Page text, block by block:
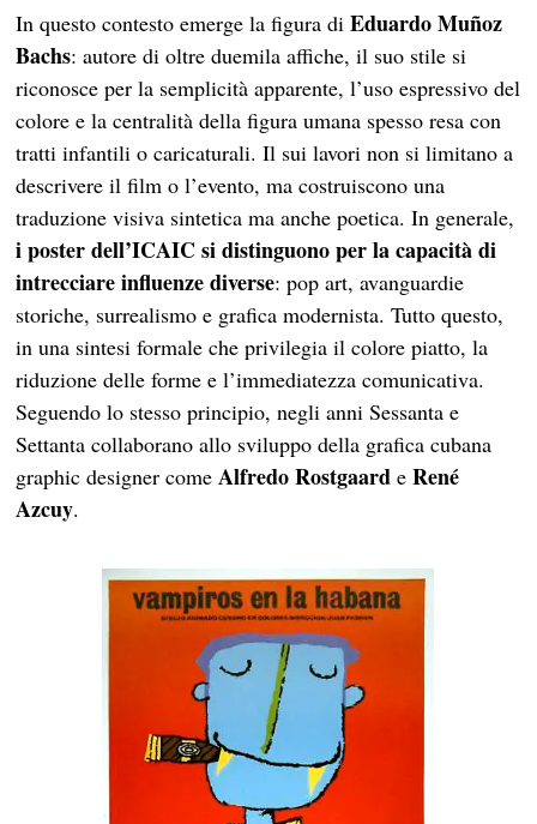
In questo contesto emerge la figura diEduardo Muñoz
Bachs: autore di oltre duemila affiche, il suo stile si
riconosce per la semplicità apparente, l’uso espressivo del
colore e la centralità della figura umana spesso resa con
tratti infantili o caricaturali. Il sui lavori non si limitano a
descrivere il film o l’evento, ma costruiscono una
traduzione visiva sintetica ma anche poetica. In generale,
i poster dell’ICAIC si distinguono per la capacità di
intrecciare influenze diverse: pop art, avanguardie
storiche, surrealismo e grafica modernista. Tutto questo,
in una sintesi formale che privilegia il colore piatto, la
riduzione delle forme e l’immediatezza comunicativa.
Seguendo lo stesso principio, negli anni Sessanta e
Settanta collaborano allo sviluppo della grafica cubana
graphic designer comeAlfredo Rostgaard eRené
Azcuy.